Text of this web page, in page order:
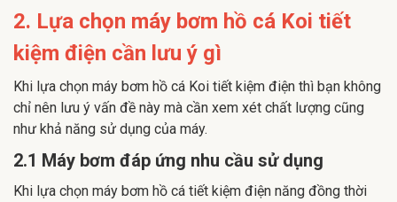
2. Lựa chọn máy bơm hồ cá Koi tiết
kiệm điện cần lưu ý gì
Khi lựa chọn máy bơm hồ cá Koi tiết kiệm điện thì bạn không
chỉ nên lưu ý vấn đề này mà cần xem xét chất lượng cũng
như khả năng sử dụng của máy.
2.1 Máy bơm đáp ứng nhu cầu sử dụng
Khi lựa chọn máy bơm hồ cá tiết kiệm điện năng đồng thời